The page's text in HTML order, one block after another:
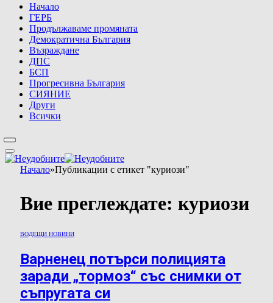
Начало
ГЕРБ
Продължаваме промяната
Демократична България
Възраждане
ДПС
БСП
Прогресивна България
СИЯНИЕ
Други
Всички
Начало»Публикации с етикет "куриози"
Вие преглеждате: куриози
ВОДЕЩИ НОВИНИ
Варненец потърси полицията
заради „тормоз“ със снимки от
съпругата си